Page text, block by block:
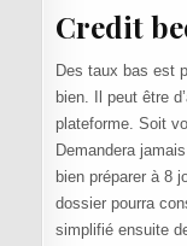
Credit
Des taux bas est
bien. Il peut être
plateforme. Soit
Demandera
bien préparer à 8
dossier pourra
simplifié ensuite